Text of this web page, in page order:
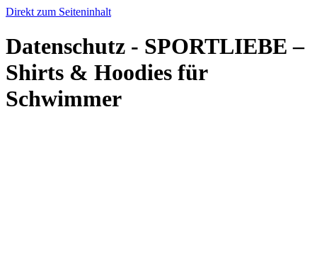
Direkt zum Seiteninhalt
Datenschutz - SPORTLIEBE –
Shirts & Hoodies für
Schwimmer